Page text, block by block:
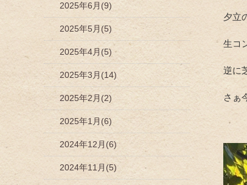
夕立
生コ
逆に
さぁ
2025年6月(9)
2025年5月(5)
2025年4月(5)
2025年3月(14)
2025年2月(2)
2025年1月(6)
2024年12月(6)
2024年11月(5)